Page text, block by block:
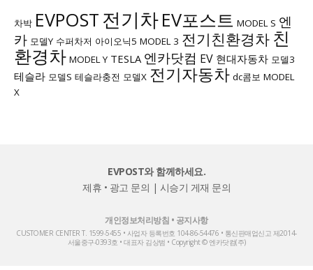
차박 EVPOST 전기차EV포스트 MODEL S 엔
카 모델Y 수퍼차저 아이오닉5 MODEL 3 전기친환경차 친
환경차 MODEL Y TESLA 엔카닷컴 EV 현대자동차 모델3
테슬라 모델S 테슬라충전 모델X 전기자동차 dc콤보 MODEL
X
EVPOST와 함께하세요.
제휴 • 광고 문의 | 시승기 게재 문의
개인정보처리방침 • 공지사항
CUSTOMER CENTER T. 1599-5455 • 사업자 등록번호 104-86-54476 • 통신판매업신고 제2014-
서울중구-0393호 • 대표자 김상범 • Copyright © 엔카닷컴(주)